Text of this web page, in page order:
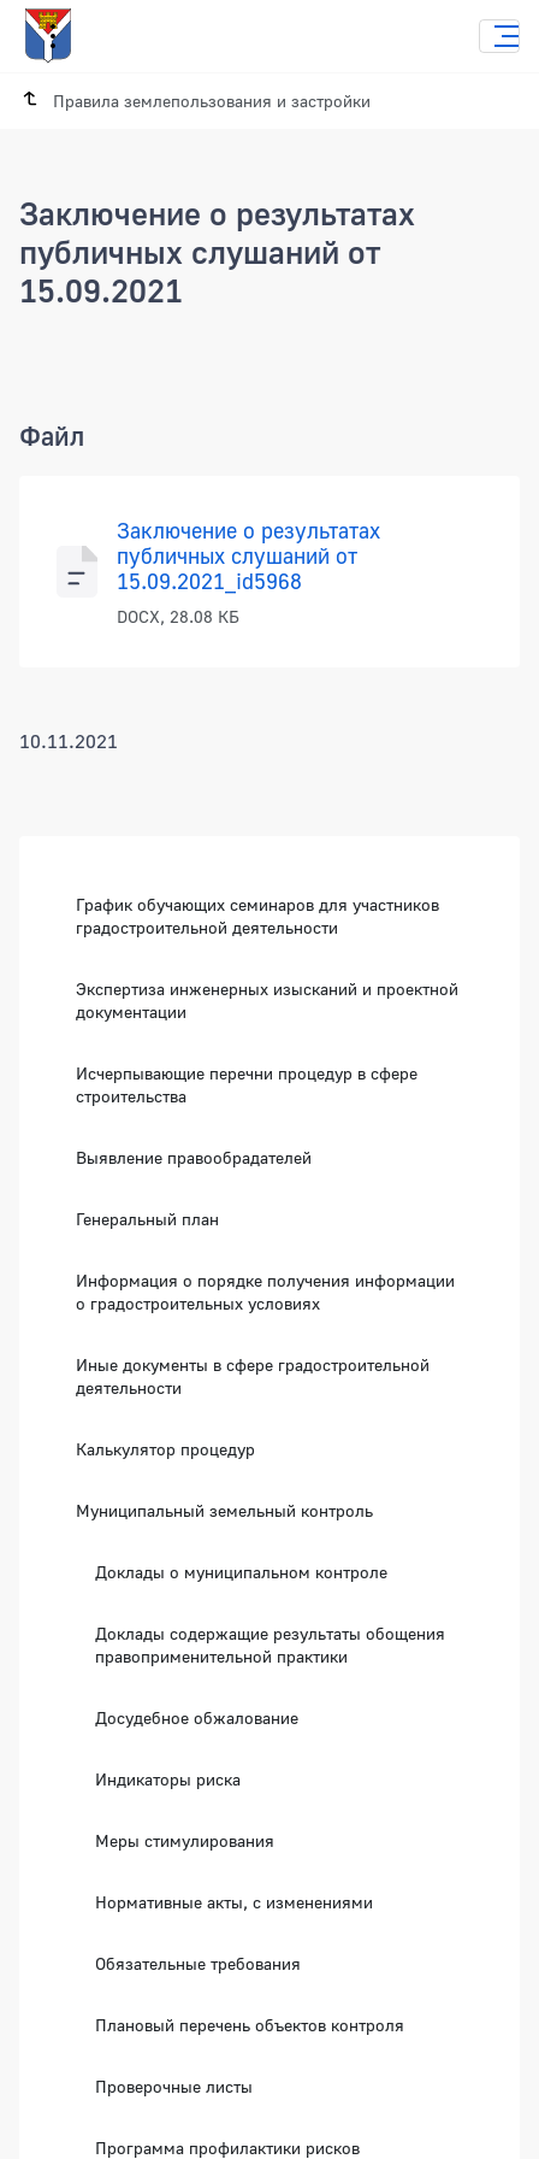
Правила землепользования и застройки
Заключение о результатах
публичных слушаний от
15.09.2021
Файл
Заключение о результатах
публичных слушаний от
15.09.2021_id5968
DOCX, 28.08 КБ
10.11.2021
График обучающих семинаров для участников
градостроительной деятельности
Экспертиза инженерных изысканий и проектной
документации
Исчерпывающие перечни процедур в сфере
строительства
Выявление правообрадателей
Генеральный план
Информация о порядке получения информации
о градостроительных условиях
Иные документы в сфере градостроительной
деятельности
Калькулятор процедур
Муниципальный земельный контроль
Доклады о муниципальном контроле
Доклады содержащие результаты обощения
правоприменительной практики
Досудебное обжалование
Индикаторы риска
Меры стимулирования
Нормативные акты, с изменениями
Обязательные требования
Плановый перечень объектов контроля
Проверочные листы
Программа профилактики рисков